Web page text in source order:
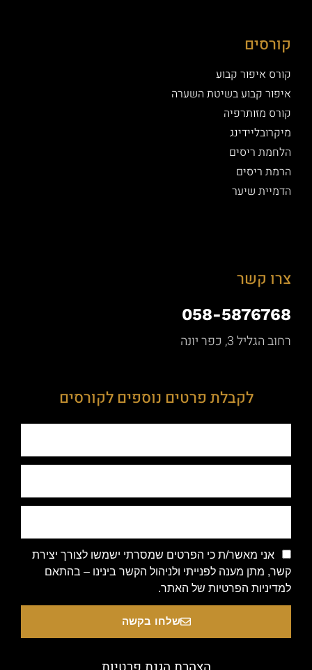
קורסים
קורס איפור קבוע
איפור קבוע בשיטת השערה
קורס מזותרפיה
מיקרובליידינג
הלחמת ריסים
הרמת ריסים
הדמיית שיער
צרו קשר
058-5876768
רחוב הגליל 3, כפר יונה
לקבלת פרטים נוספים לקורסים
אני מאשר/ת כי הפרטים שמסרתי ישמשו לצורך יצירת
קשר, מתן מענה לפנייתי ולניהול הקשר בינינו – בהתאם
למדיניות הפרטיות של האתר.
שלחו בקשה